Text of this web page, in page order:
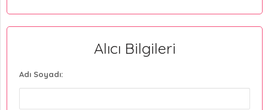
Alıcı Bilgileri
Adı Soyadı: